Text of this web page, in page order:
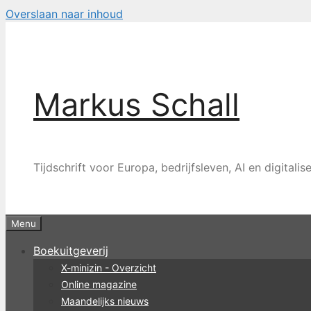
Overslaan naar inhoud
Markus Schall
Tijdschrift voor Europa, bedrijfsleven, AI en
Menu
Boekuitgeverij
X-minizin - Overzicht
Online magazine
Maandelijks nieuws